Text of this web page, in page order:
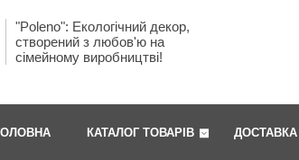
"Poleno": Екологічний декор,
створений з любов'ю на
сімейному виробництві!
КАТАЛОГ ТОВАРІВ ДОСТАВКА